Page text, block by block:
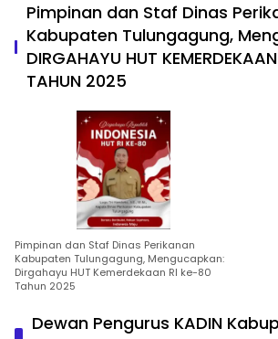
Pimpinan dan Staf Dinas
Kabupaten Tulungagung,
DIRGAHAYU HUT
TAHUN 2025
Pimpinan dan Staf Dinas Perikanan
Kabupaten Tulungagung, Mengucapkan:
Dirgahayu HUT Kemerdekaan RI ke-80
Tahun 2025
Dewan Pengurus KADIN